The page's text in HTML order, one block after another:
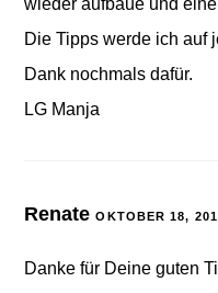
wieder aufbaue und
Die Tipps werde ich auf
Dank nochmals dafür.
LG Manja
Renate OKTOBER 18,
Danke für Deine guten